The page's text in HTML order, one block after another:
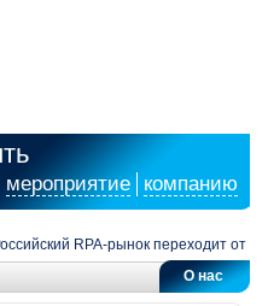
мероприятие компанию
RPA-рынок переходит от
О нас